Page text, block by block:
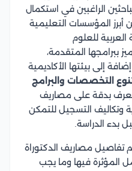
الراغبين في استكمال
أبرز المؤسسات التعليمية
للعلوم
ببرامجها المتقدمة،
إلى بيئتها الأكاديمية
التخصصات والبرامج
بدقة على مصاريف
وتكاليف التسجيل للتمكن
بدء الدراسة.
مصاريف الدكتوراة
المؤثرة فيها وما يجب